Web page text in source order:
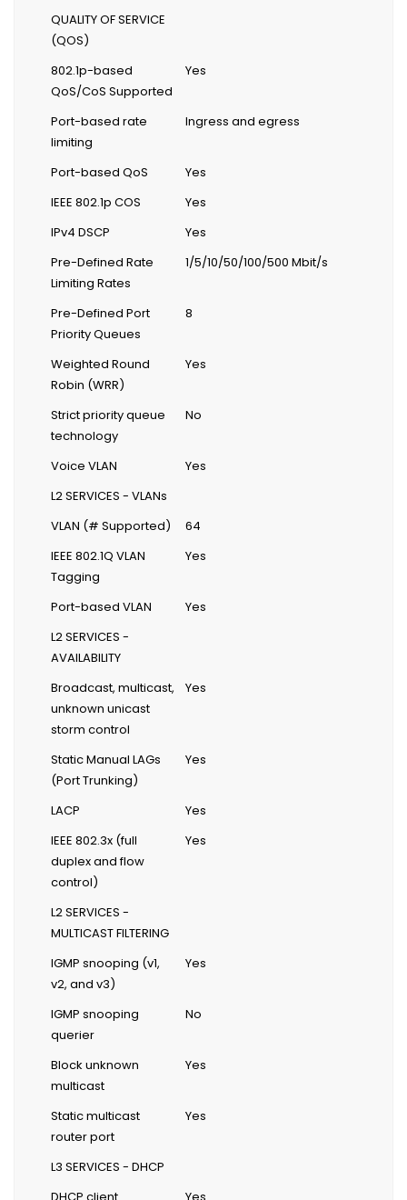
QUALITY OF SERVICE
(QOS)
802.1p-based
QoS/CoS Supported
Yes
Port-based rate
limiting
Ingress and egress
Port-based QoS
Yes
IEEE 802.1p COS
Yes
IPv4 DSCP
Yes
Pre-Defined Rate
Limiting Rates
1/5/10/50/100/500 Mbit/s
Pre-Defined Port
Priority Queues
8
Weighted Round
Robin (WRR)
Yes
Strict priority queue
technology
No
Voice VLAN
Yes
L2 SERVICES - VLANs
VLAN (# Supported)
64
IEEE 802.1Q VLAN
Tagging
Yes
Port-based VLAN
Yes
L2 SERVICES -
AVAILABILITY
Broadcast, multicast,
unknown unicast
storm control
Yes
Static Manual LAGs
(Port Trunking)
Yes
LACP
Yes
IEEE 802.3x (full
duplex and flow
control)
Yes
L2 SERVICES -
MULTICAST FILTERING
IGMP snooping (v1,
v2, and v3)
Yes
IGMP snooping
querier
No
Block unknown
multicast
Yes
Static multicast
router port
Yes
L3 SERVICES - DHCP